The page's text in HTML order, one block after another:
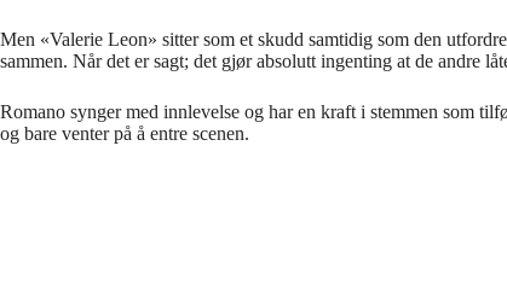
Men «Valerie Leon» sitter som et skudd samtidig som den
sammen. Når det er sagt; det gjør absolutt ingenting at de andre
Romano synger med innlevelse og har en kraft i stemmen som
og bare venter på å entre scenen.